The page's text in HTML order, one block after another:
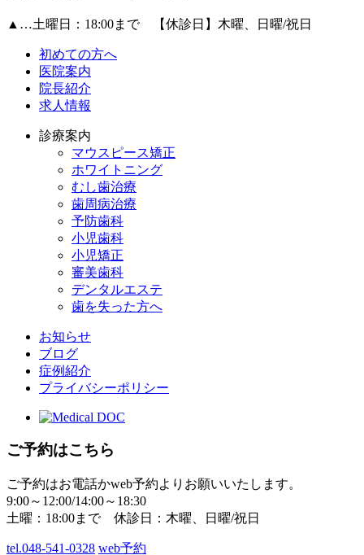
▲ …土曜日：18:00まで 【休診日】木曜、日曜/祝日
初めての方へ
医院案内
院長紹介
求人情報
診療案内
マウスピース矯正
ホワイトニング
むし歯治療
歯周病治療
予防歯科
小児歯科
小児矯正
審美歯科
デンタルエステ
歯を失った方へ
お知らせ
ブログ
症例紹介
プライバシーポリシー
ご予約はこちら
ご予約はお電話かweb予約よりお願いいたします。
9:00～12:00/14:00～18:30
土曜：18:00まで 休診日：木曜、日曜/祝日
tel.048-541-0328 web予約